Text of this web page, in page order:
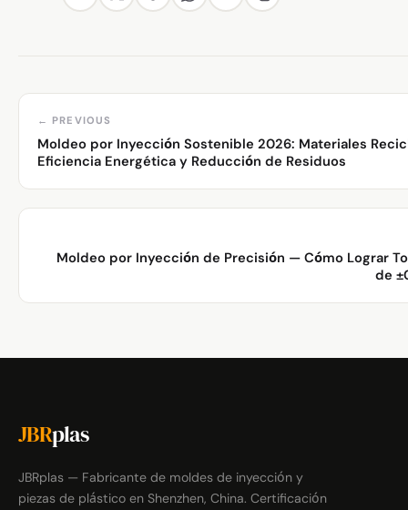
← PREVIOUS
Moldeo por Inyección Sostenible 2026: Materiales
Eficiencia Energética y Reducción de Residuos
Moldeo por Inyección de Precisión — Cómo Lograr
de
JBRplas
JBRplas — Fabricante de moldes de inyección y
piezas de plástico en Shenzhen, China. Certificación